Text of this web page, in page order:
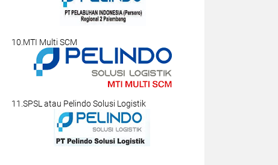
10.MTI Multi SCM
11.SPSL atau Pelindo Solusi Logistik